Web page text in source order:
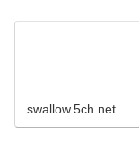
swallow.5ch.net